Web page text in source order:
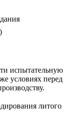
испытательную
условиях перед
литого